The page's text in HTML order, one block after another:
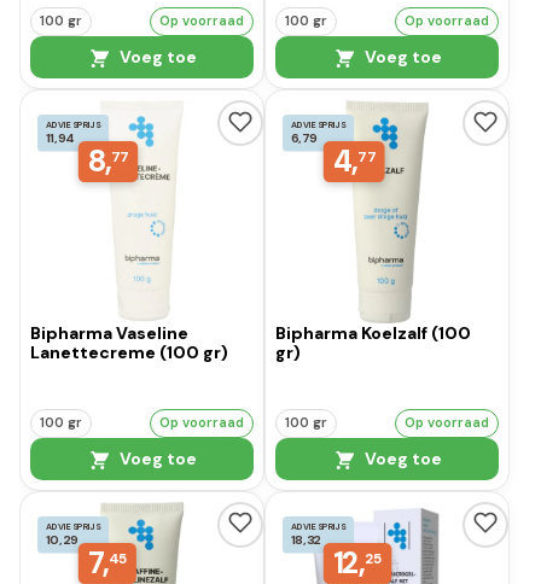
100 gr Op voorraad
Voeg toe
100 gr Op voorraad
Voeg toe
ADVIESPRIJS
11,94
8,77
Bipharma Vaseline
Lanettecreme (100 gr)
100 gr Op voorraad
Voeg toe
ADVIESPRIJS
6,79
4,77
Bipharma Koelzalf (100
gr)
100 gr Op voorraad
Voeg toe
ADVIESPRIJS
10,29
7,45
ADVIESPRIJS
18,32
12,25